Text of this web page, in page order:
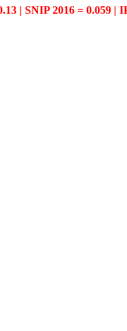
| SNIP 2016 = 0.059 |